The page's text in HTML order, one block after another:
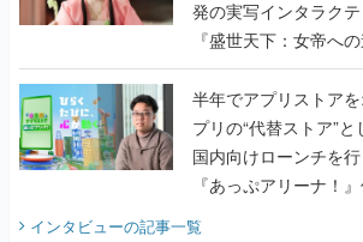
発の実写インタラク
『盛世天下：女帝へ
うこだわりをプロデ
半年でアプリストアをオー
プリの“代替ストア”
国内向けローンチを
『あっぷアリーナ！
インタビューの記事一覧